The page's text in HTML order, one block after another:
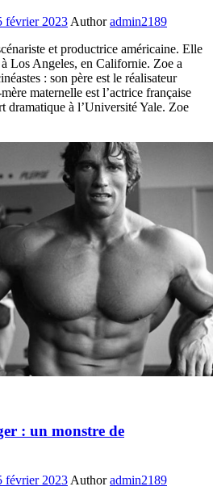
février 2023Author admin2189
et productrice américaine. Elle
Los Angeles, en Californie. Zoe a
: son père est le réalisateur
maternelle est l’actrice française
dramatique à l’Université Yale. Zoe
: un monstre de
février 2023 Author admin2189